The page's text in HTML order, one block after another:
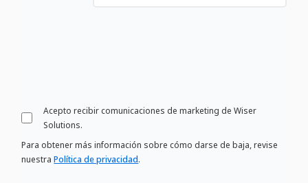
Acepto recibir comunicaciones de marketing de Wiser
Solutions.
Para obtener más información sobre cómo darse de baja, revise
nuestraPolítica de privacidad.